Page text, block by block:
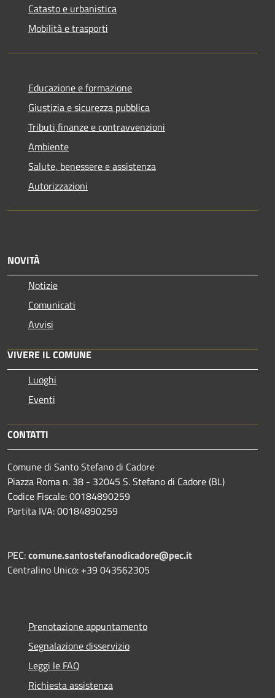
Catasto e urbanistica
Mobilità e trasporti
Educazione e formazione
Giustizia e sicurezza pubblica
Tributi,finanze e contravvenzioni
Ambiente
Salute, benessere e assistenza
Autorizzazioni
NOVITÀ
Notizie
Comunicati
Avvisi
VIVERE IL COMUNE
Luoghi
Eventi
CONTATTI
Comune di Santo Stefano di Cadore
Piazza Roma n. 38 - 32045 S. Stefano di Cadore (BL)
Codice Fiscale: 00184890259
Partita IVA: 00184890259
PEC:comune.santostefanodicadore@pec.it
Centralino Unico: +39 043562305
Prenotazione appuntamento
Segnalazione disservizio
Leggi le FAQ
Richiesta assistenza